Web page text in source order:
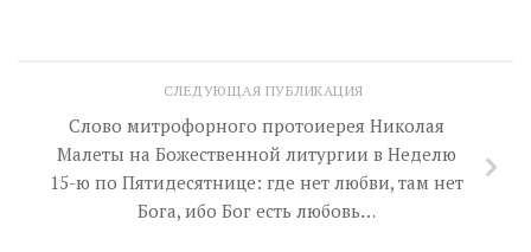
СЛЕДУЮЩАЯ ПУБЛИКАЦИЯ
Слово митрофорного протоиерея Николая
Малеты на Божественной литургии в Неделю
15-ю по Пятидесятнице: где нет любви, там нет
Бога, ибо Бог есть любовь…